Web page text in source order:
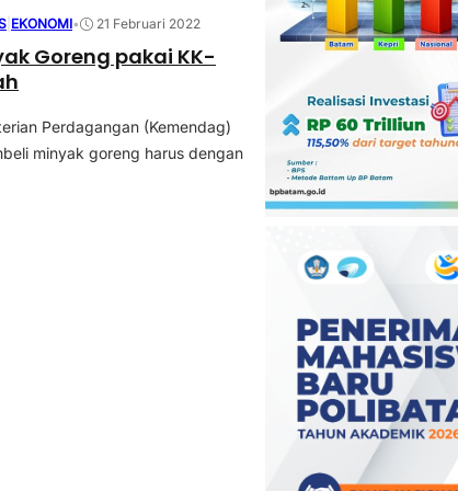
EKONOMI• 21 Februari 2022
Goreng pakai KK-
Perdagangan (Kemendag)
minyak goreng harus dengan